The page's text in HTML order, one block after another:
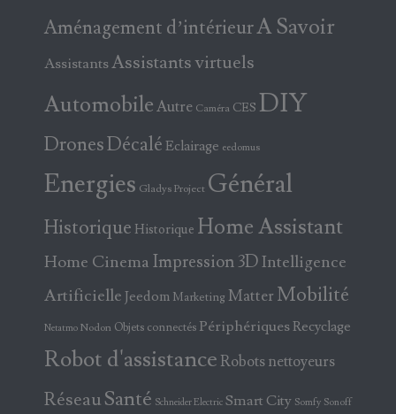
Aménagement d’intérieurA Savoir
AssistantsAssistants virtuels
AutomobileAutre Caméra CES DIY
DronesDécalé Eclairage eedomus
Energies Gladys Project Général
Historique Historique Home Assistant
Home Cinema Impression 3DIntelligence
Artificielle Jeedom Marketing Matter Mobilité
Netatmo Nodon Objets connectés PériphériquesRecyclage
Robot d'assistance Robots nettoyeurs
RéseauSanté Schneider Electric Smart City Somfy Sonoff